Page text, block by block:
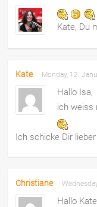
Kate, Du
Kate Monday, 12.
Hallo Isa,
ich weiss
Ich schicke Dir
Christiane
Hallo